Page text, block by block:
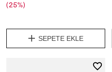
(25%)
SEPETE EKLE